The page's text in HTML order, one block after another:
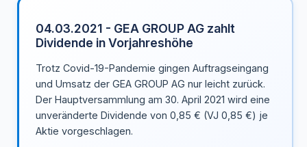
04.03.2021 - GEA GROUP AG zahlt
Dividende in Vorjahreshöhe
Trotz Covid-19-Pandemie gingen Auftragseingang
und Umsatz der GEA GROUP AG nur leicht zurück.
Der Hauptversammlung am 30. April 2021 wird eine
unveränderte Dividende von 0,85 € (VJ 0,85 €) je
Aktie vorgeschlagen.